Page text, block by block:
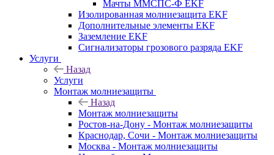
Мачты ММСПС-Ф EKF
Изолированная молниезащита EKF
Дополнительные элементы EKF
Заземление EKF
Сигнализаторы грозового разряда EKF
Услуги
Назад
Услуги
Монтаж молниезащиты
Назад
Монтаж молниезащиты
Ростов-на-Дону - Монтаж молниезащиты
Краснодар, Сочи - Монтаж молниезащиты
Москва - Монтаж молниезащиты